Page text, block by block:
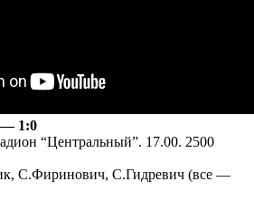
1:0
“Центральный”. 17.00. 2500
С.Фиринович, С.Гидревич (все —